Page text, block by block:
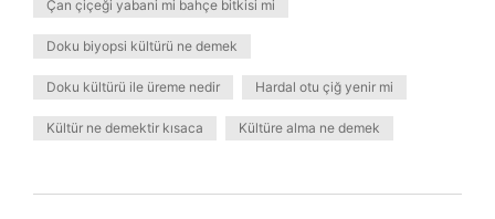
Çan çiçeği yabani mi bahçe bitkisi mi
Doku biyopsi kültürü ne demek
Doku kültürü ile üreme nedir Hardal otu çiğ yenir mi
Kültür ne demektir kısaca Kültüre alma ne demek